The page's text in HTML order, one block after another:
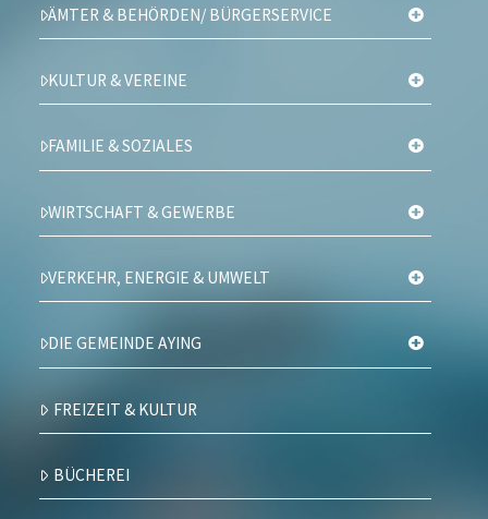
ÄMTER & BEHÖRDEN/ BÜRGERSERVICE
KULTUR & VEREINE
FAMILIE & SOZIALES
WIRTSCHAFT & GEWERBE
VERKEHR, ENERGIE & UMWELT
DIE GEMEINDE AYING
FREIZEIT & KULTUR
BÜCHEREI